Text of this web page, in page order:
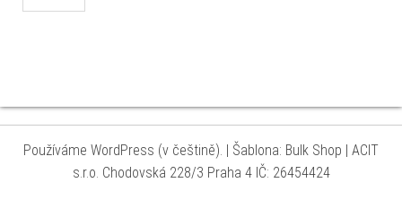
Používáme WordPress (v češtině). Šablona: Bulk Shop
| ACIT
s.r.o. Chodovská 228/3 Praha 4 IČ: 26454424